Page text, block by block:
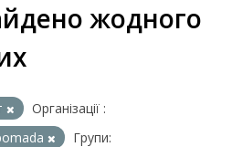
жодного
Організації :
Групи: